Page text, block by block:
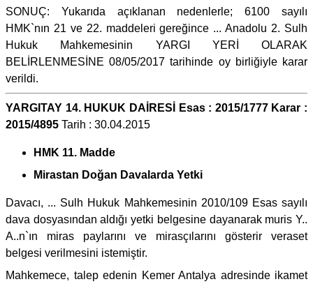
SONUÇ: Yukarıda açıklanan nedenlerle; 6100 sayılı
HMK`nın 21 ve 22. maddeleri gereğince ... Anadolu 2. Sulh
Hukuk Mahkemesinin YARGI YERİ OLARAK
BELİRLENMESİNE 08/05/2017 tarihinde oy birliğiyle karar
verildi.
YARGITAY 14. HUKUK DAİRESİ Esas : 2015/1777 Karar :
2015/4895 Tarih : 30.04.2015
HMK 11. Madde
Mirastan Doğan Davalarda Yetki
Davacı, ... Sulh Hukuk Mahkemesinin 2010/109 Esas sayılı
dava dosyasından aldığı yetki belgesine dayanarak muris Y..
A..n`ın miras paylarını ve mirasçılarını gösterir veraset
belgesi verilmesini istemiştir.
Mahkemece, talep edenin Kemer Antalya adresinde ikamet